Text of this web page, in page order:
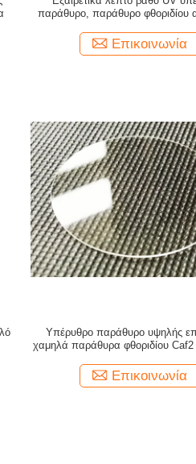
παράθυρο, παράθυρο φθοριδίου
Επικοινωνία
Υπέρυθρο παράθυρο υψηλής
χαμηλά παράθυρα φθοριδίου Caf2
Επικοινωνία